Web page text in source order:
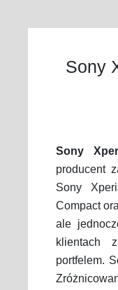
Sony
Sony
producent
Sony
Compact
ale
klientach
portfelem.